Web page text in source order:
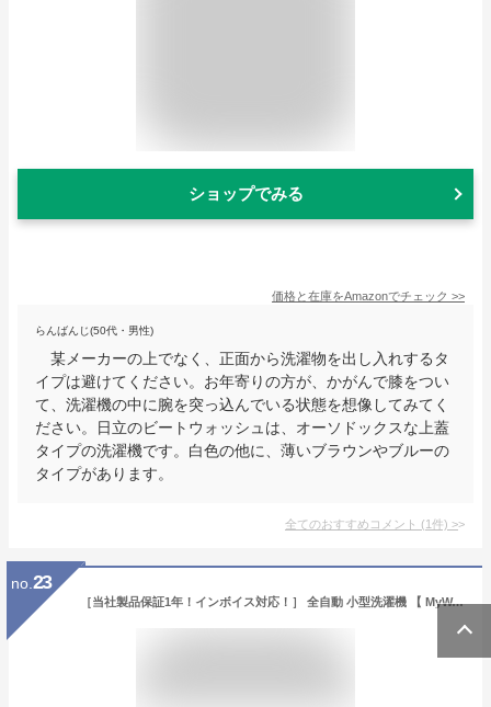
ショップでみる
価格と在庫をAmazonでチェック >>
らんばんじ(50代・男性)
某メーカーの上でなく、正面から洗濯物を出し入れするタ
イプは避けてください。お年寄りの方が、かがんで膝をつい
て、洗濯機の中に腕を突っ込んでいる状態を想像してみてく
ださい。日立のビートウォッシュは、オーソドックスな上蓋
タイプの洗濯機です。白色の他に、薄いブラウンやブルーの
タイプがあります。
全てのおすすめコメント (1件) >
no. 23
［当社製品保証1年！インボイス対応！］ 全自動 小型洗濯機 【 MyWAVE・HEAT40 】 日本語マニュアル付き 3kg 温水洗浄 温水 風乾燥 お急ぎ すすぎ 脱水 静音 槽洗浄 ステンレス槽 新生活 一人暮らし アパート 小型全自動洗濯機 洗濯機